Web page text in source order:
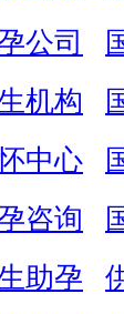
公司
机构
中心
咨询
助孕